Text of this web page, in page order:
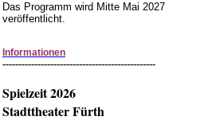
Das Programm wird Mitte Mai 2027
veröffentlicht.
Informationen
------------------------------------------------
Spielzeit 2026
Stadttheater Fürth